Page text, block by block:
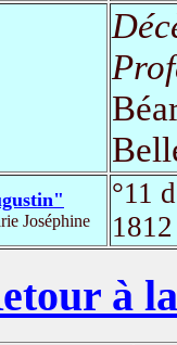
Joséphine
°11
1812
à